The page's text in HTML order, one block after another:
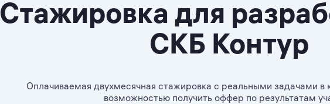
Стажировка для
СКБ Контур
Оплачиваемая двухмесячная стажировка с реальными задачами в